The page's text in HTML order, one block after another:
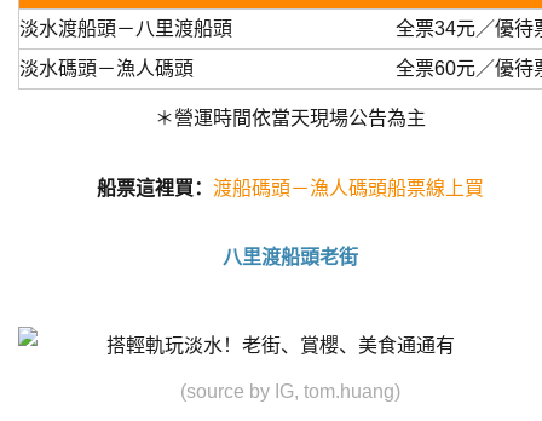
淡水渡船頭－八里渡船頭
全票34元／優待
淡水碼頭－漁人碼頭
全票60元／優待
＊營運時間依當天現場公告為主
船票這裡買： 渡船碼頭－漁人碼頭船票線上買
八里渡船頭老街
(source by IG, tom.huang)